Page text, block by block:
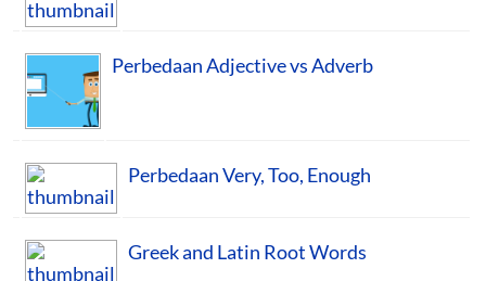
Perbedaan Adjective vs Adverb
Perbedaan Very, Too, Enough
Greek and Latin Root Words